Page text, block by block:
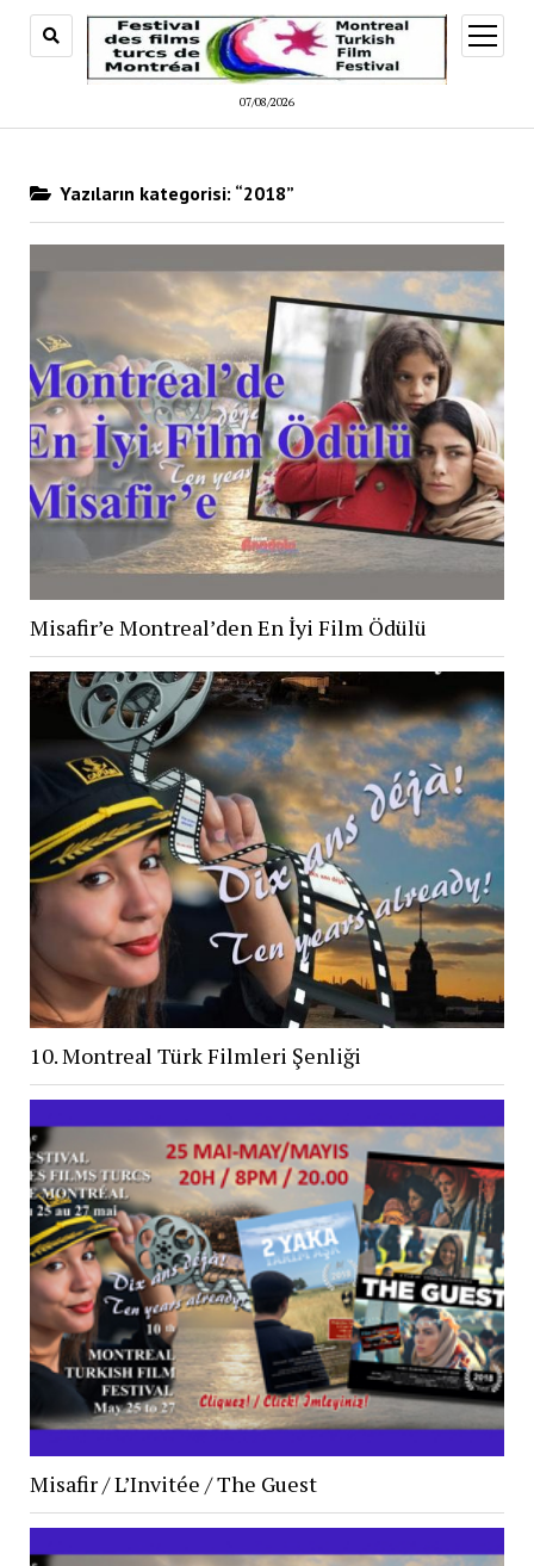
07/08/2026
aç
Yazıların kategorisi: “2018”
Misafir’e Montreal’den En İyi Film Ödülü
10. Montreal Türk Filmleri Şenliği
Misafir / L’Invitée / The Guest